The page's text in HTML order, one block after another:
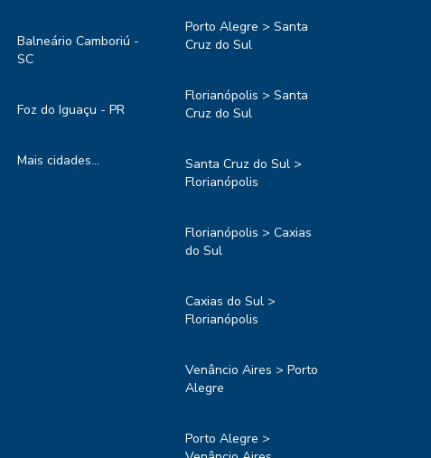
Balneário Camboriú -
SC
Foz do Iguaçu - PR
Mais cidades...
Porto Alegre > Santa
Cruz do Sul
Florianópolis > Santa
Cruz do Sul
Santa Cruz do Sul >
Florianópolis
Florianópolis > Caxias
do Sul
Caxias do Sul >
Florianópolis
Venâncio Aires > Porto
Alegre
Porto Alegre >